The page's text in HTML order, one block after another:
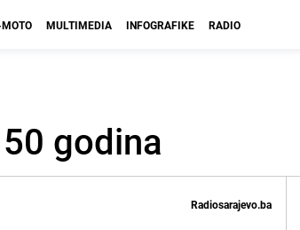
MULTIMEDIA INFOGRAFIKE RADIO
godina
Radiosarajevo.ba